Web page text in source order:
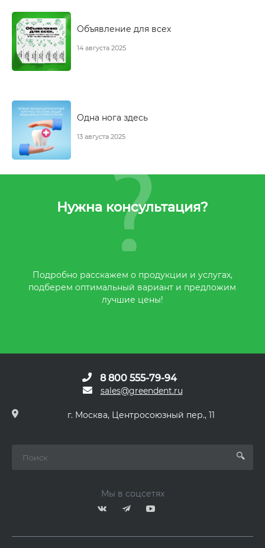
Объявление для всех
14 августа 2025
Одна нога здесь
13 августа 2025
Нужна консультация?
Подробно расскажем о продукции и услугах,
подберем оптимальный вариант и предложим
лучшие цены!
8 800 555-79-94
sales@greendent.ru
г. Москва, Центросоюзный пер., 11
Мы в соцсетях